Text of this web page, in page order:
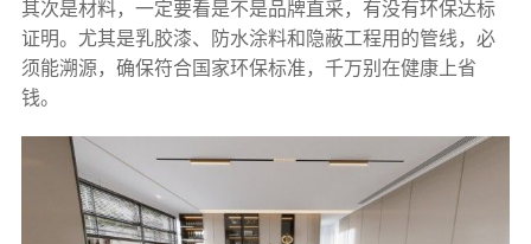
其次是材料，一定要看是不是品牌直采，有没有环保达标
证明。尤其是乳胶漆、防水涂料和隐蔽工程用的管线，必
须能溯源，确保符合国家环保标准，千万别在健康上省
钱。